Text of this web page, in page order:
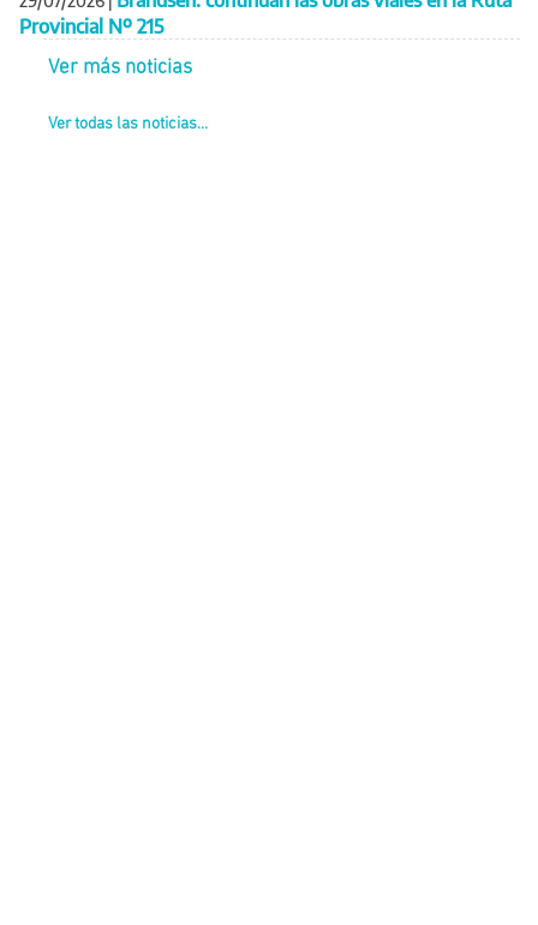
Provincial Nº 215
Ver más noticias
Ver todas las noticias...